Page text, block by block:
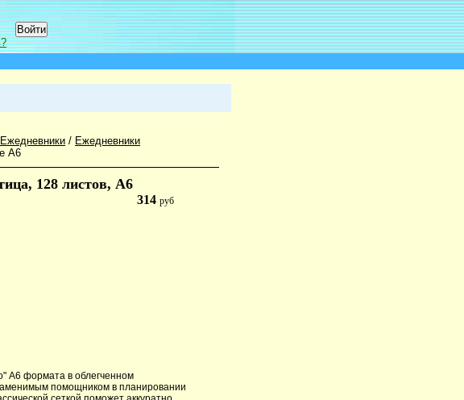
Ежедневники / Ежедневники
А6
128 листов, А6
314руб
А6 формата в облегченном
помощником в планировании